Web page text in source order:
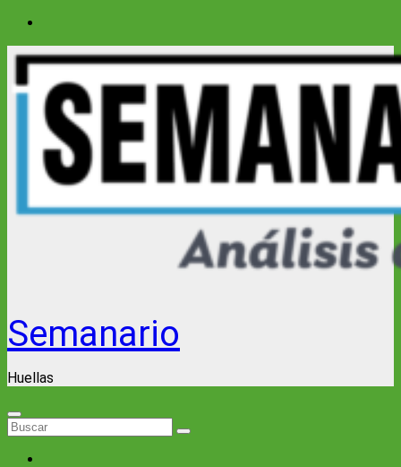
Saltar
contenido
Semanario
Huellas